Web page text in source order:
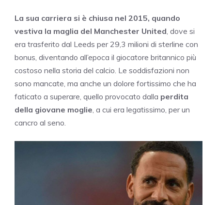
La sua carriera si è chiusa nel 2015, quando
vestiva la maglia del Manchester United , dove si
era trasferito dal Leeds per 29,3 milioni di sterline con
bonus, diventando all’epoca il giocatore britannico più
costoso nella storia del calcio. Le soddisfazioni non
sono mancate, ma anche un dolore fortissimo che ha
faticato a superare, quello provocato dalla perdita
della giovane moglie , a cui era legatissimo, per un
cancro al seno.